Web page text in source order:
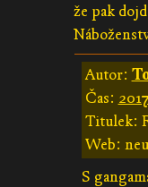
že pak
Autor:
Čas:
Titulek:
Web:
S